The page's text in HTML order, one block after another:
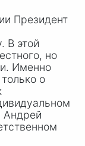
Президент
В этой
но
Именно
о
Андрей